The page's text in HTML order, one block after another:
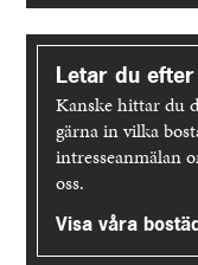
Letar du
Kanske hittar du
gärna in vilka
intresseanmälan
oss.
Visa våra